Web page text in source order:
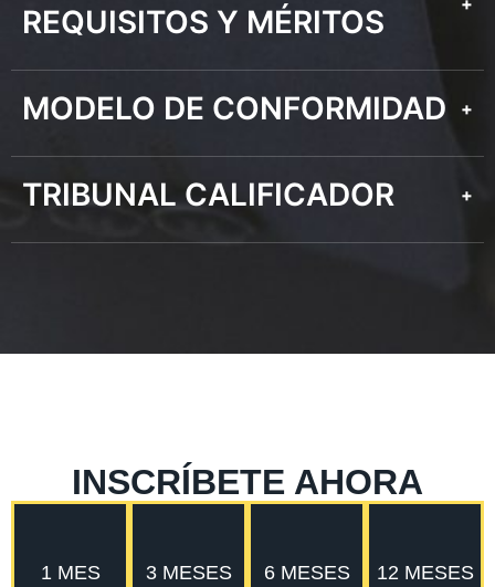
REQUISITOS Y MÉRITOS
MODELO DE CONFORMIDAD +
TRIBUNAL CALIFICADOR +
INSCRÍBETE AHORA
1 MES 3 MESES 6 MESES 12 MESES